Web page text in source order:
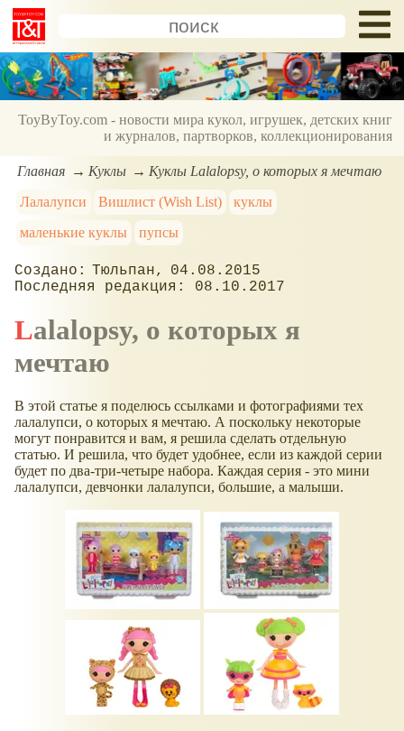
ToyByToy.com - новости мира кукол, игрушек, детских книг
и журналов, партворков, коллекционирования
Главная Куклы
Куклы Lalalopsy, о которых я мечтаю
Лалалупси
Вишлист (Wish List)
куклы
маленькие куклы
пупсы
Тюльпан
04.08.2015
08.10.2017
Lalalopsy, о которых я
мечтаю
В этой статье я поделюсь ссылками и фотографиями тех
лалалупси, о которых я мечтаю. А поскольку некоторые
могут понравится и вам, я решила сделать отдельную
статью. И решила, что будет удобнее, если из каждой серии
будет по два-три-четыре набора. Каждая серия - это мини
лалалупси, девчонки лалалупси, большие, а малыши.